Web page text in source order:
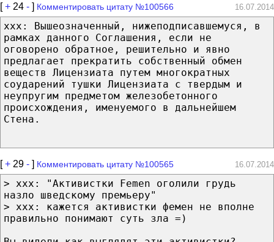
[+ 24 - ] Комментировать цитату №100566 16.07.2014
xxx: Вышеозначенный, нижеподписавшемуся, в
рамках данного Соглашения, если не
оговорено обратное, решительно и явно
предлагает прекратить собственный обмен
веществ Лицензиата путем многократных
соударений тушки Лицензиата с твердым и
неупругим предметом железобетонного
происхождения, именуемого в дальнейшем
Стена.
[+ 29 - ] Комментировать цитату №100565 16.07.2014
> xxx: "Активистки Femen оголили грудь
назло шведскому премьеру"
> ххх: кажется активистки фемен не вполне
правильно понимают суть зла =)